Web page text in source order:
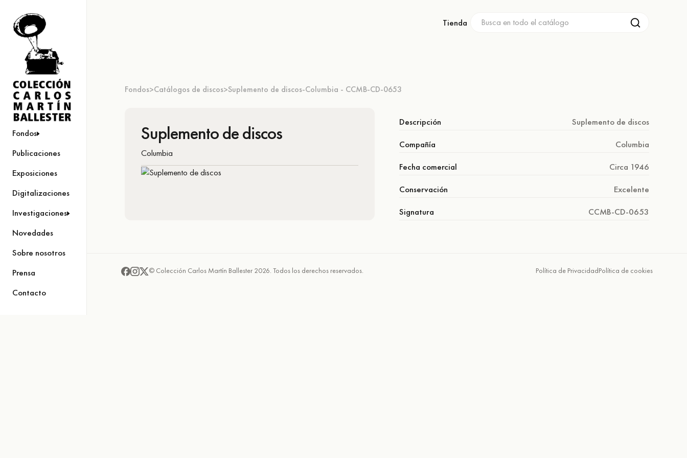
Fondos
Publicaciones
Exposiciones
Digitalizaciones
Investigaciones
Novedades
Sobre nosotros
Prensa
Contacto
Tienda
Fondos>Catálogos de discos>Suplemento de discos-Columbia - CCMB-CD-0653
Suplemento de discos
Columbia
Descripción
Suplemento de discos
Compañía
Columbia
Fecha comercial
Circa 1946
Conservación
Excelente
Signatura
CCMB-CD-0653
© Colección Carlos Martín Ballester 2026. Todos los derechos reservados. Política de PrivacidadPolítica de cookies